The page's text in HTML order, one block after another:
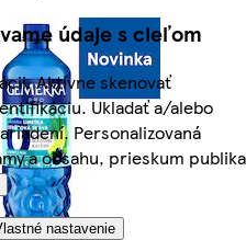
údaje s cieľom
Aktívne skenovať
Ukladať a/alebo
Personalizovaná
a obsahu, prieskum publika
nastavenie